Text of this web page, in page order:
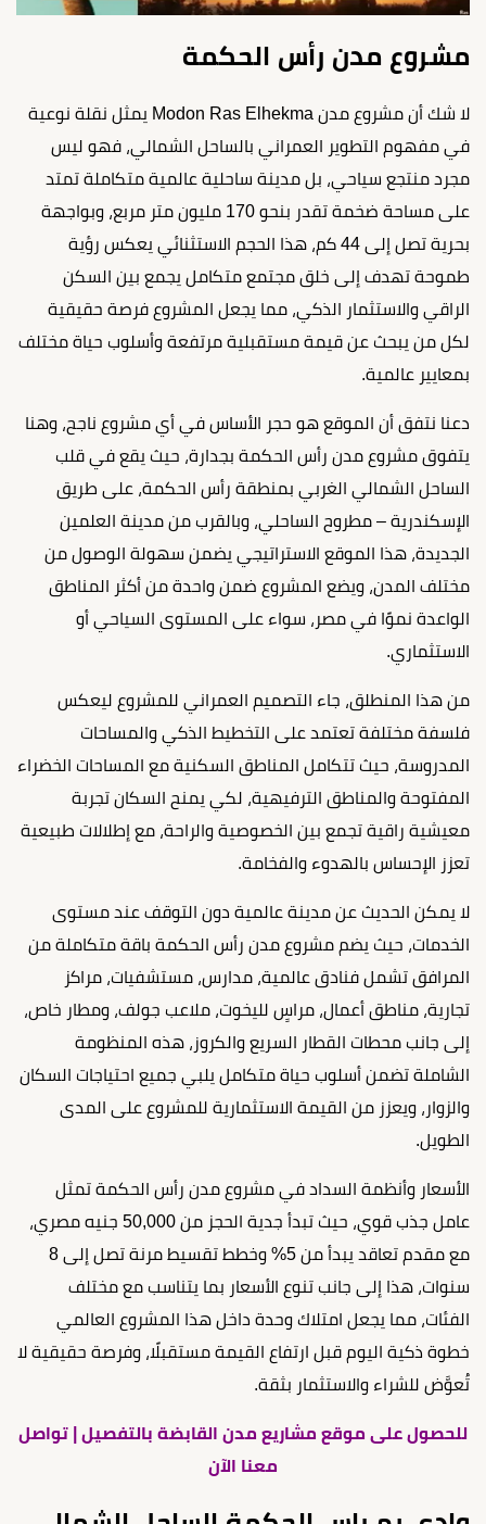
مشروع مدن رأس الحكمة
لا شك أن مشروع مدن Modon Ras Elhekma يمثل نقلة نوعية
في مفهوم التطوير العمراني بالساحل الشمالي، فهو ليس
مجرد منتجع سياحي، بل مدينة ساحلية عالمية متكاملة تمتد
على مساحة ضخمة تقدر بنحو 170 مليون متر مربع، وبواجهة
بحرية تصل إلى 44 كم، هذا الحجم الاستثنائي يعكس رؤية
طموحة تهدف إلى خلق مجتمع متكامل يجمع بين السكن
الراقي والاستثمار الذكي، مما يجعل المشروع فرصة حقيقية
لكل من يبحث عن قيمة مستقبلية مرتفعة وأسلوب حياة مختلف
بمعايير عالمية.
دعنا نتفق أن الموقع هو حجر الأساس في أي مشروع ناجح، وهنا
يتفوق مشروع مدن رأس الحكمة بجدارة، حيث يقع في قلب
الساحل الشمالي الغربي بمنطقة رأس الحكمة، على طريق
الإسكندرية – مطروح الساحلي، وبالقرب من مدينة العلمين
الجديدة، هذا الموقع الاستراتيجي يضمن سهولة الوصول من
مختلف المدن، ويضع المشروع ضمن واحدة من أكثر المناطق
الواعدة نموًا في مصر، سواء على المستوى السياحي أو
الاستثماري.
من هذا المنطلق، جاء التصميم العمراني للمشروع ليعكس
فلسفة مختلفة تعتمد على التخطيط الذكي والمساحات
المدروسة، حيث تتكامل المناطق السكنية مع المساحات الخضراء
المفتوحة والمناطق الترفيهية، لكي يمنح السكان تجربة
معيشية راقية تجمع بين الخصوصية والراحة، مع إطلالات طبيعية
تعزز الإحساس بالهدوء والفخامة.
لا يمكن الحديث عن مدينة عالمية دون التوقف عند مستوى
الخدمات، حيث يضم مشروع مدن رأس الحكمة باقة متكاملة من
المرافق تشمل فنادق عالمية، مدارس، مستشفيات، مراكز
تجارية، مناطق أعمال، مراسٍ لليخوت، ملاعب جولف، ومطار خاص،
إلى جانب محطات القطار السريع والكروز، هذه المنظومة
الشاملة تضمن أسلوب حياة متكامل يلبي جميع احتياجات السكان
والزوار، ويعزز من القيمة الاستثمارية للمشروع على المدى
الطويل.
الأسعار وأنظمة السداد في مشروع مدن رأس الحكمة تمثل
عامل جذب قوي، حيث تبدأ جدية الحجز من 50,000 جنيه مصري،
مع مقدم تعاقد يبدأ من 5% وخطط تقسيط مرنة تصل إلى 8
سنوات، هذا إلى جانب تنوع الأسعار بما يتناسب مع مختلف
الفئات، مما يجعل امتلاك وحدة داخل هذا المشروع العالمي
خطوة ذكية اليوم قبل ارتفاع القيمة مستقبلًا، وفرصة حقيقية لا
تُعوَّض للشراء والاستثمار بثقة.
للحصول على موقع مشاريع مدن القابضة بالتفصيل | تواصل
معنا الآن